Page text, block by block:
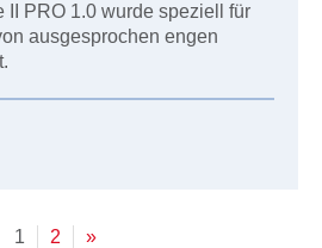
II PRO 1.0 wurde speziell für
ausgesprochen engen
1 2 »